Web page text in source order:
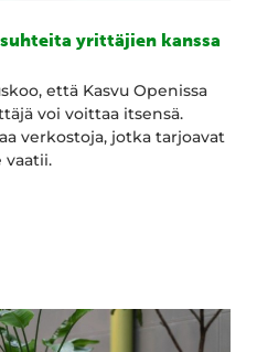
yrittäjien kanssa
että Kasvu Openissa
voi voittaa itsensä.
verkostoja, jotka tarjoavat
vaatii.